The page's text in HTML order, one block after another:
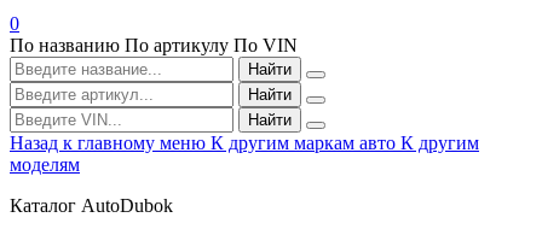
0
По названию По артикулу По VIN
Найти
Найти
Найти
Назад к главному меню К другим маркам авто К другим
моделям
Каталог AutoDubok